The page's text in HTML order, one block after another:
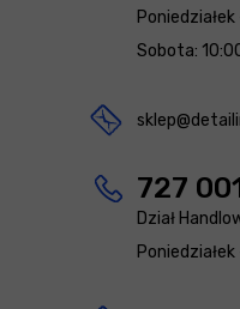
Sobota:
727
Dział